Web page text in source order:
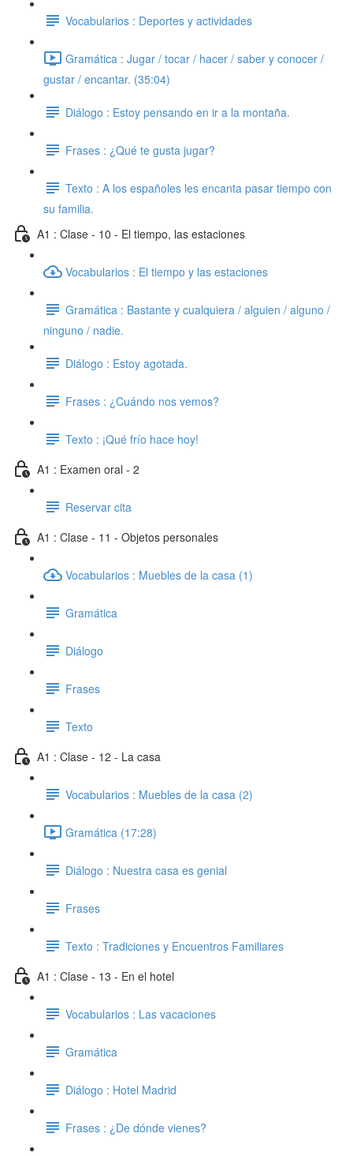
Vocabularios : Deportes y actividades
Gramática : Jugar / tocar / hacer / saber y conocer /
gustar / encantar. (35:04)
Diálogo : Estoy pensando en ir a la montaña.
Frases : ¿Qué te gusta jugar?
Texto : A los españoles les encanta pasar tiempo con
su familia.
A1 : Clase - 10 - El tiempo, las estaciones
Vocabularios : El tiempo y las estaciones
Gramática : Bastante y cualquiera / alguien / alguno /
ninguno / nadie.
Diálogo : Estoy agotada.
Frases : ¿Cuándo nos vemos?
Texto : ¡Qué frío hace hoy!
A1 : Examen oral - 2
Reservar cita
A1 : Clase - 11 - Objetos personales
Vocabularios : Muebles de la casa (1)
Gramática
Diálogo
Frases
Texto
A1 : Clase - 12 - La casa
Vocabularios : Muebles de la casa (2)
Gramática (17:28)
Diálogo : Nuestra casa es genial
Frases
Texto : Tradiciones y Encuentros Familiares
A1 : Clase - 13 - En el hotel
Vocabularios : Las vacaciones
Gramática
Diálogo : Hotel Madrid
Frases : ¿De dónde vienes?